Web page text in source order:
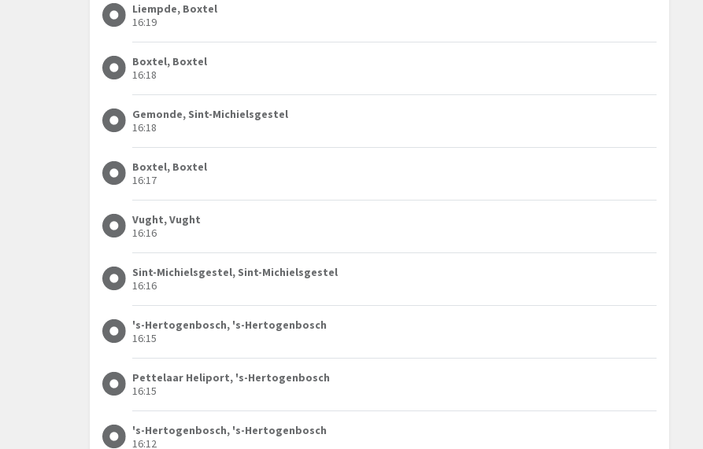
Liempde, Boxtel
16:19
Boxtel, Boxtel
16:18
Gemonde, Sint-Michielsgestel
16:18
Boxtel, Boxtel
16:17
Vught, Vught
16:16
Sint-Michielsgestel, Sint-Michielsgestel
16:16
's-Hertogenbosch, 's-Hertogenbosch
16:15
Pettelaar Heliport, 's-Hertogenbosch
16:15
's-Hertogenbosch, 's-Hertogenbosch
16:12